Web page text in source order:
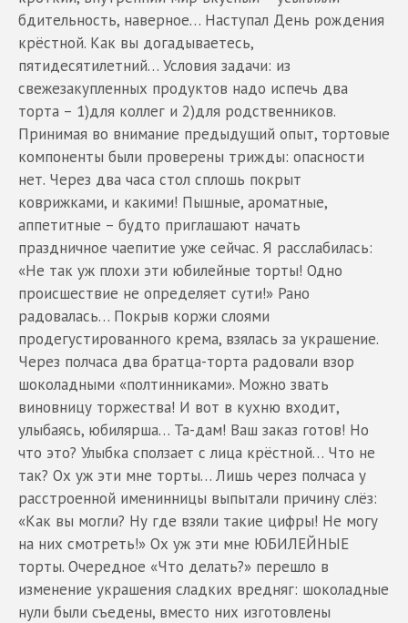
бдительность, наверное… Наступал День рождения
крёстной. Как вы догадываетесь,
пятидесятилетний… Условия задачи: из
свежезакупленных продуктов надо испечь два
торта – 1)для коллег и 2)для родственников.
Принимая во внимание предыдущий опыт, тортовые
компоненты были проверены трижды: опасности
нет. Через два часа стол сплошь покрыт
коврижками, и какими! Пышные, ароматные,
аппетитные – будто приглашают начать
праздничное чаепитие уже сейчас. Я расслабилась:
«Не так уж плохи эти юбилейные торты! Одно
происшествие не определяет сути!» Рано
радовалась… Покрыв коржи слоями
продегустированного крема, взялась за украшение.
Через полчаса два братца-торта радовали взор
шоколадными «полтинниками». Можно звать
виновницу торжества! И вот в кухню входит,
улыбаясь, юбилярша… Та-дам! Ваш заказ готов! Но
что это? Улыбка сползает с лица крёстной… Что не
так? Ох уж эти мне торты… Лишь через полчаса у
расстроенной именинницы выпытали причину слёз:
«Как вы могли? Ну где взяли такие цифры! Не могу
на них смотреть!» Ох уж эти мне ЮБИЛЕЙНЫЕ
торты. Очередное «Что делать?» перешло в
изменение украшения сладких вредняг: шоколадные
нули были съедены, вместо них изготовлены